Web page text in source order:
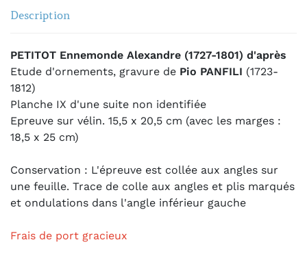
Description
PETITOT Ennemonde Alexandre (1727-1801) d'après
Etude d'ornements, gravure de Pio PANFILI (1723-
1812)
Planche IX d'une suite non identifiée
Epreuve sur vélin. 15,5 x 20,5 cm (avec les marges :
18,5 x 25 cm)
Conservation : L'épreuve est collée aux angles sur
une feuille. Trace de colle aux angles et plis marqués
et ondulations dans l'angle inférieur gauche
Frais de port gracieux